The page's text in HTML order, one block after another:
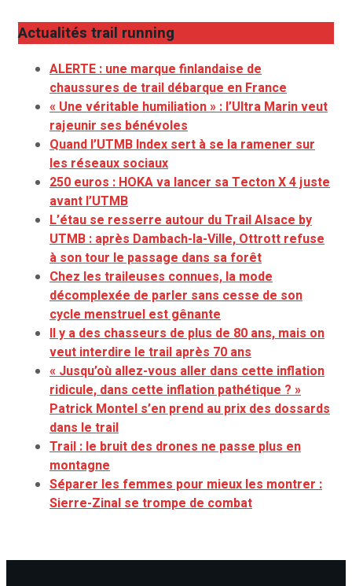
Actualités trail running
ALERTE : une marque finlandaise de
chaussures de trail débarque en France
« Une véritable humiliation » : l’Ultra Marin veut
rajeunir ses bénévoles
Quand l’UTMB Index sert à se la ramener sur
les réseaux sociaux
250 euros : HOKA va lancer sa Tecton X 4 juste
avant l’UTMB
L’étau se resserre autour du Trail Alsace by
UTMB : après Dambach-la-Ville, Ottrott refuse
à son tour le passage dans sa forêt
Chez les traileuses connues, la mode
décomplexée de parler sans cesse de son
cycle menstruel est gênante
Il y a des chasseurs de plus de 80 ans, mais on
veut interdire le trail après 70 ans
« Jusqu’où allez-vous aller dans cette inflation
ridicule, dans cette inflation pathétique ? »
Patrick Montel s’en prend au prix des dossards
dans le trail
Trail : le bruit des drones ne passe plus en
montagne
Séparer les femmes pour mieux les montrer :
Sierre-Zinal se trompe de combat